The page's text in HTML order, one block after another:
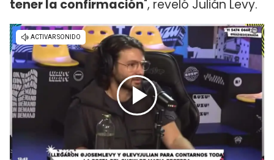
tener la confirmación", reveló Julián Levy.